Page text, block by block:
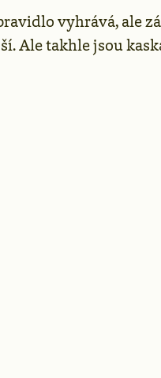
vyhrává, ale
Ale takhle jsou